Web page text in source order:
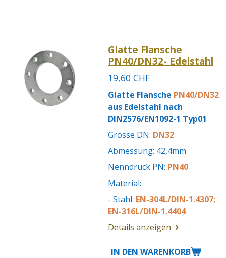
Glatte Flansche
PN40/DN32- Edelstahl
19,60 CHF
Glatte Flansche PN40/DN32
aus Edelstahl nach
DIN2576/EN1092-1 Typ01
Grösse DN: DN32
Abmessung: 42,4mm
Nenndruck PN: PN40
Material:
- Stahl: EN-304L/DIN-1.4307;
EN-316L/DIN-1.4404
Details anzeigen
IN DEN WARENKORB